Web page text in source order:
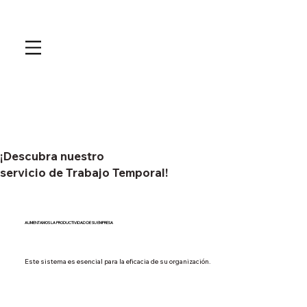
¡Descubra nuestro
servicio de Trabajo Temporal!
AUMENTAMOS LA PRODUCTIVIDAD DE SU EMPRESA
Este sistema es esencial para la eficacia de su organización.